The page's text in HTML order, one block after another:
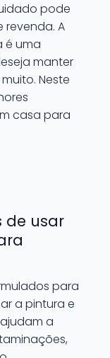
pode
revenda. A
é uma
manter
Neste
casa para
de usar
para
a pintura e
a